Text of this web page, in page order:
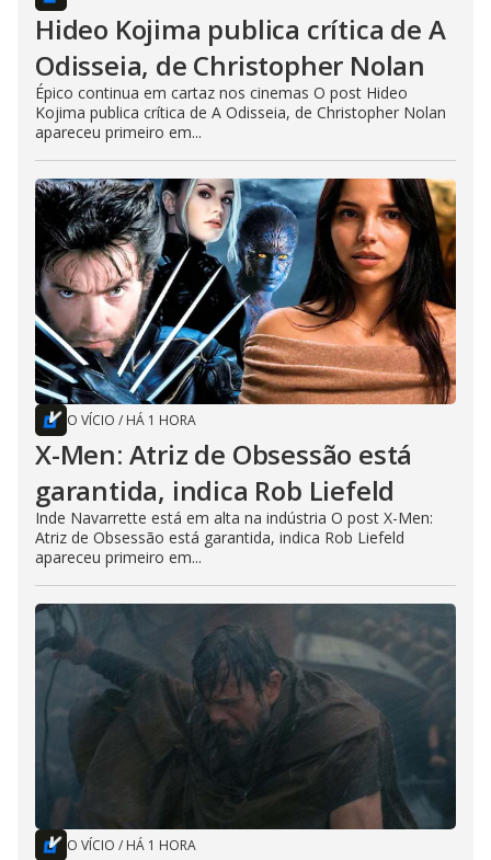
Hideo Kojima publica crítica de A
Odisseia, de Christopher Nolan
Épico continua em cartaz nos cinemas O post Hideo
Kojima publica crítica de A Odisseia, de Christopher Nolan
apareceu primeiro em...
O VÍCIO / HÁ 1 HORA
X-Men: Atriz de Obsessão está
garantida, indica Rob Liefeld
Inde Navarrette está em alta na indústria O post X-Men:
Atriz de Obsessão está garantida, indica Rob Liefeld
apareceu primeiro em...
O VÍCIO / HÁ 1 HORA